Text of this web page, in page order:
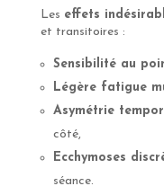
Les effets
et transitoires :
Sensibilité au
Légère fatigue
Asymétrie
côté,
Ecchymoses
séance.